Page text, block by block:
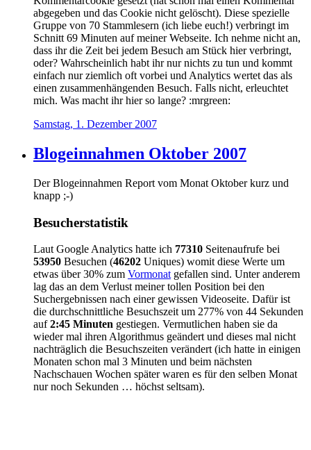
abgegeben und das Cookie nicht gelöscht). Diese spezielle
Gruppe von 70 Stammlesern (ich liebe euch!) verbringt im
Schnitt 69 Minuten auf meiner Webseite. Ich nehme nicht an,
dass ihr die Zeit bei jedem Besuch am Stück hier verbringt,
oder? Wahrscheinlich habt ihr nur nichts zu tun und kommt
einfach nur ziemlich oft vorbei und Analytics wertet das als
einen zusammenhängenden Besuch. Falls nicht, erleuchtet
mich. Was macht ihr hier so lange? :mrgreen:
Samstag, 1. Dezember 2007
Blogeinnahmen Oktober 2007
Der Blogeinnahmen Report vom Monat Oktober kurz und
knapp ;-)
Besucherstatistik
Laut Google Analytics hatte ich 77310 Seitenaufrufe bei
53950 Besuchen (46202 Uniques) womit diese Werte um
etwas über 30% zum Vormonat gefallen sind. Unter anderem
lag das an dem Verlust meiner tollen Position bei den
Suchergebnissen nach einer gewissen Videoseite. Dafür ist
die durchschnittliche Besuchszeit um 277% von 44 Sekunden
auf2:45 Minuten gestiegen. Vermutlichen haben sie da
wieder mal ihren Algorithmus geändert und dieses mal nicht
nachträglich die Besuchszeiten verändert (ich hatte in einigen
Monaten schon mal 3 Minuten und beim nächsten
Nachschauen Wochen später waren es für den selben Monat
nur noch Sekunden … höchst seltsam).